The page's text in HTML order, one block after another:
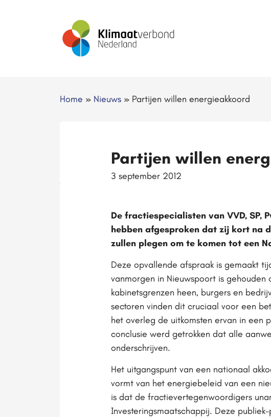
Home » Nieuws » Partijen willen energieakkoord
Partijen willen
3 september 2012
De fractiespecialisten van VVD, SP,
hebben afgesproken dat zij kort na
zullen plegen om te komen tot een
Deze opvallende afspraak is gemaakt
vanmorgen in Nieuwspoort is
kabinetsgrenzen heen, burgers en
sectoren vinden dit cruciaal voor een
het overleg de uitkomsten ervan in een
conclusie werd getrokken dat alle
onderschrijven.
Het uitgangspunt van een nationaal
vormt van het energiebeleid van een
is dat de fractievertegenwoordigers
Investeringsmaatschappij. Deze